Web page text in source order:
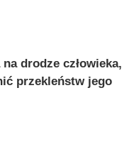
drodze człowieka,
przekleństw jego